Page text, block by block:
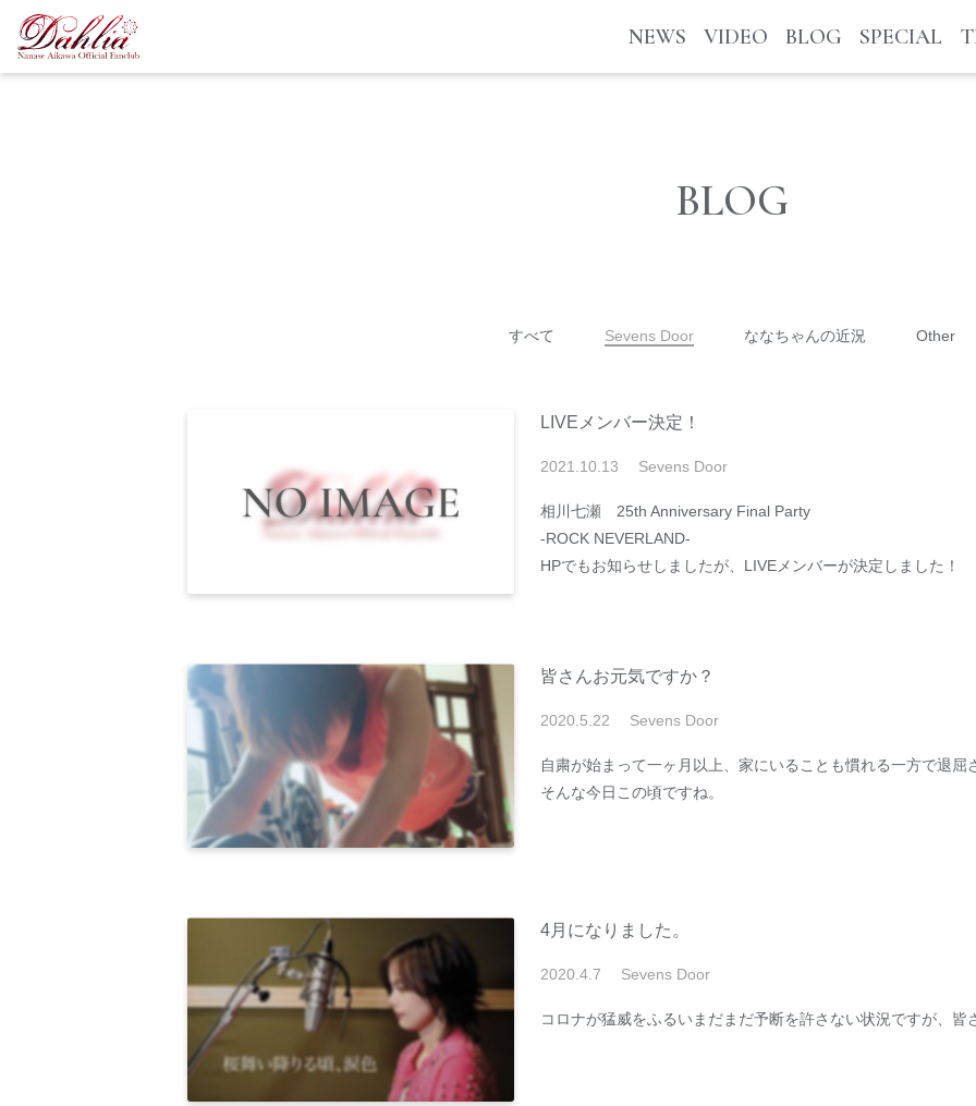
NEWS VIDEO BLOG SPECIAL
BLOG
すべて Sevens Door ななちゃんの近況 Other
LIVEメンバー決定！
2021 10 13 Sevens Door
相川七瀬 25th Anniversary Final Party
-ROCK NEVERLAND-
HPでもお知らせしましたが、LIVEメンバーが決定しました！
皆さんお元気ですか？
2020 5 22 Sevens Door
自粛が始まって一ヶ月以上、家にいることも慣れる一方で退屈
そんな今日この頃ですね。
4月になりました。
2020 4 7 Sevens Door
コロナが猛威をふるいまだまだ予断を許さない状況ですが、皆